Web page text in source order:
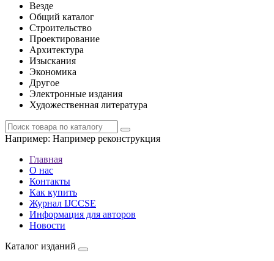
Везде
Общий каталог
Строительство
Проектирование
Архитектура
Изыскания
Экономика
Другое
Электронные издания
Художественная литература
Например: Например реконструкция
Главная
О нас
Контакты
Как купить
Журнал IJCCSE
Информация для авторов
Новости
Каталог изданий